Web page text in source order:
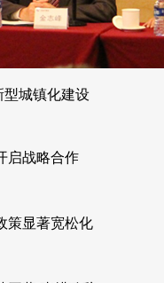
型城镇化建设
启战略合作
策显著宽松化